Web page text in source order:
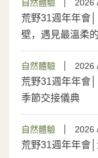
自然體驗 2026
荒野31週年年會
壁，遇見最溫柔
自然體驗 2026
荒野31週年年會
季節交接儀典
自然體驗 2026
荒野31週年年會